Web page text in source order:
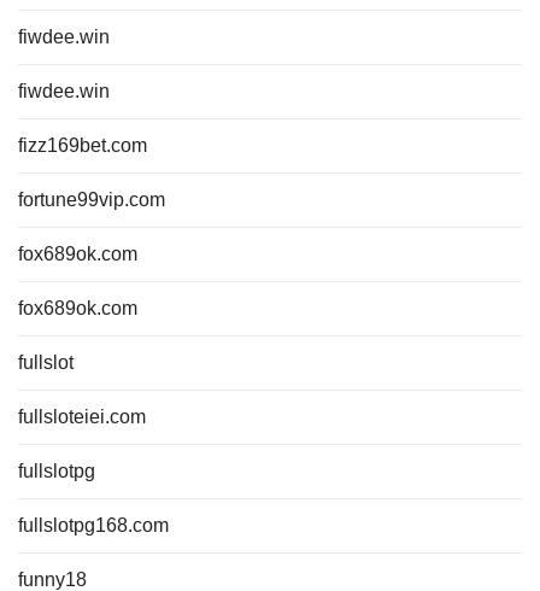
fiwdee.win
fiwdee.win
fizz169bet.com
fortune99vip.com
fox689ok.com
fox689ok.com
fullslot
fullsloteiei.com
fullslotpg
fullslotpg168.com
funny18